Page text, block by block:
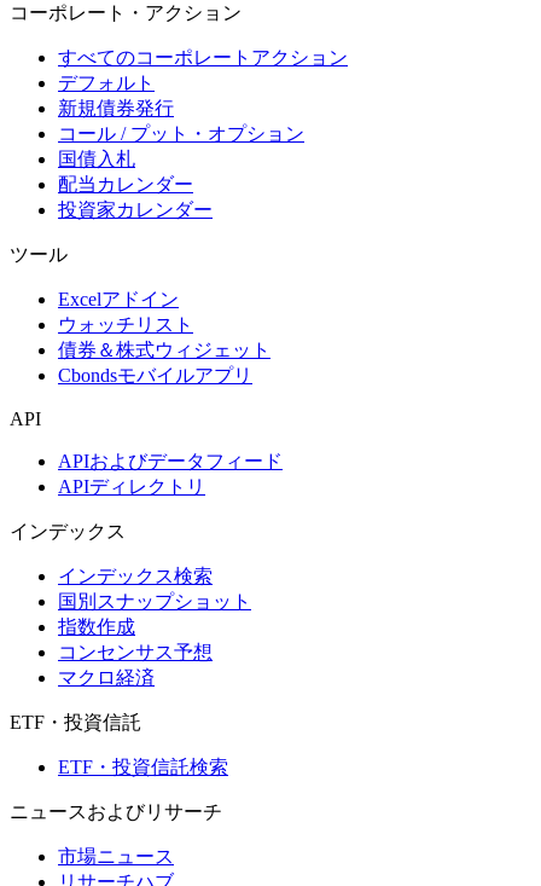
コーポレート・アクション
すべてのコーポレートアクション
デフォルト
新規債券発行
コール / プット・オプション
国債入札
配当カレンダー
投資家カレンダー
ツール
Excelアドイン
ウォッチリスト
債券＆株式ウィジェット
Cbondsモバイルアプリ
API
APIおよびデータフィード
APIディレクトリ
インデックス
インデックス検索
国別スナップショット
指数作成
コンセンサス予想
マクロ経済
ETF・投資信託
ETF・投資信託検索
ニュースおよびリサーチ
市場ニュース
リサーチハブ